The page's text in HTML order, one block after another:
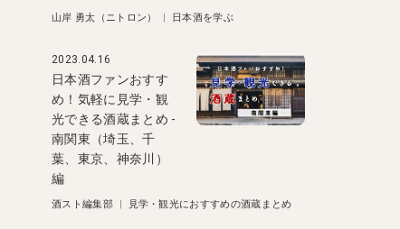
山岸 勇太（ニトロン） | 日本酒を学ぶ
2023.04.16
日本酒ファンおすす
め！気軽に見学・観
光できる酒蔵まとめ -
南関東（埼玉、千
葉、東京、神奈川）
編
酒スト編集部| 見学・観光におすすめの酒蔵まとめ